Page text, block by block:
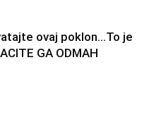
ovaj poklon…To je
GA ODMAH